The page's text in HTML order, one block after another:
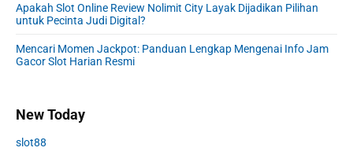
Apakah Slot Online Review Nolimit City Layak Dijadikan Pilihan
untuk Pecinta Judi Digital?
Mencari Momen Jackpot: Panduan Lengkap Mengenai Info Jam
Gacor Slot Harian Resmi
New Today
slot88